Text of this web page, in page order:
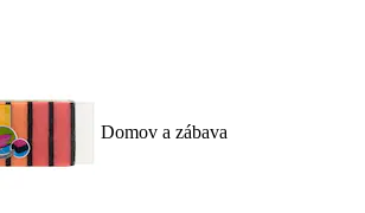
Domov a zábava